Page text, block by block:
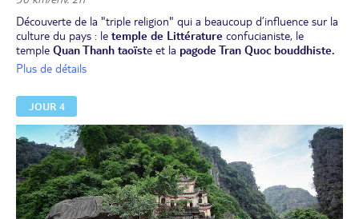
Découverte de la "triple religion" qui a beaucoup d’influence sur la
culture du pays : le temple de Littérature confucianiste, le
temple Quan Thanh taoïste et la pagode Tran Quoc bouddhiste.
Déjeuner.
d’œuvres d’art et d’objets usuels de la vie quotidienne issus des
différentes ethnies du Vietnam.
Dîner de "cha ca" de poisson, un vrai régal parfumé de différentes
herbes. Nuit à l'hôtel.
Plus de détails
JOUR 4